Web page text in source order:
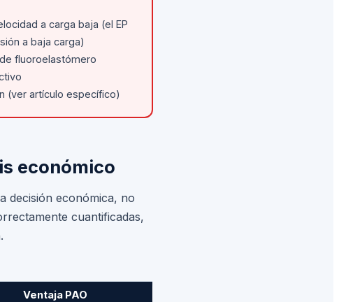
a carga baja (el EP
a baja carga)
fluoroelastómero
(ver artículo específico)
económico
decisión económica, no
cuantificadas,
Ventaja PAO